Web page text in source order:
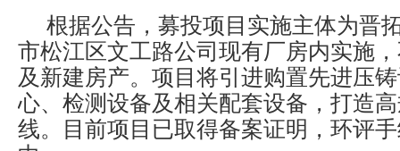
根据公告，募投项目实施主体为晋
市松江区文工路公司现有厂房内实施
及新建房产。项目将引进购置先进压
心、检测设备及相关配套设备，打造
线。目前项目已取得备案证明，环评